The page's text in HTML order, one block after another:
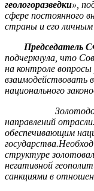
геологоразведки»,
сфере постоянного
страны и его
Председатель
подчеркнула, что
на контроле
взаимодействовать
национального
Золотодобыча,
направлений
обеспечивающим
структуре
негативной
санкциями в